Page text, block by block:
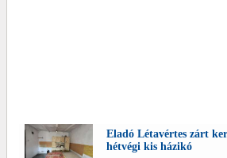
Eladó Létavértes zárt
hétvégi kis házikó